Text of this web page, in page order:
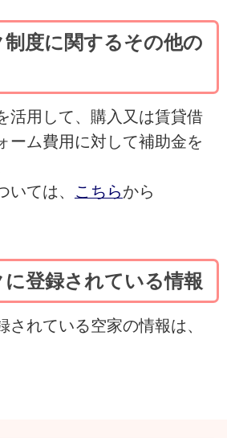
制度に関するその他の
活用して、購入又は賃貸借
ーム費用に対して補助金を
いては、 こちらから
登録されている情報
されている空家の情報は、